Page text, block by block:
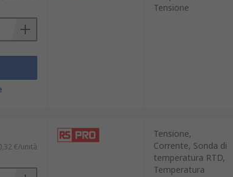
principali
Tensione
€/unità
Tensione,
Corrente, Sonda di
temperatura RTD,
Temperatura